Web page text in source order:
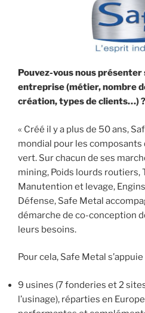
Pouvez-vous nous
entreprise (métier, nombre
création, types de clients…) ?
« Créé il y a plus de 50 ans,
mondial pour les composants
vert. Sur chacun de ses
mining, Poids lourds routiers,
Manutention et levage,
Défense, Safe Metal
démarche de co-conception
leurs besoins.
Pour cela, Safe Metal s’appuie
9 usines (7 fonderies et 2
l’usinage), réparties en